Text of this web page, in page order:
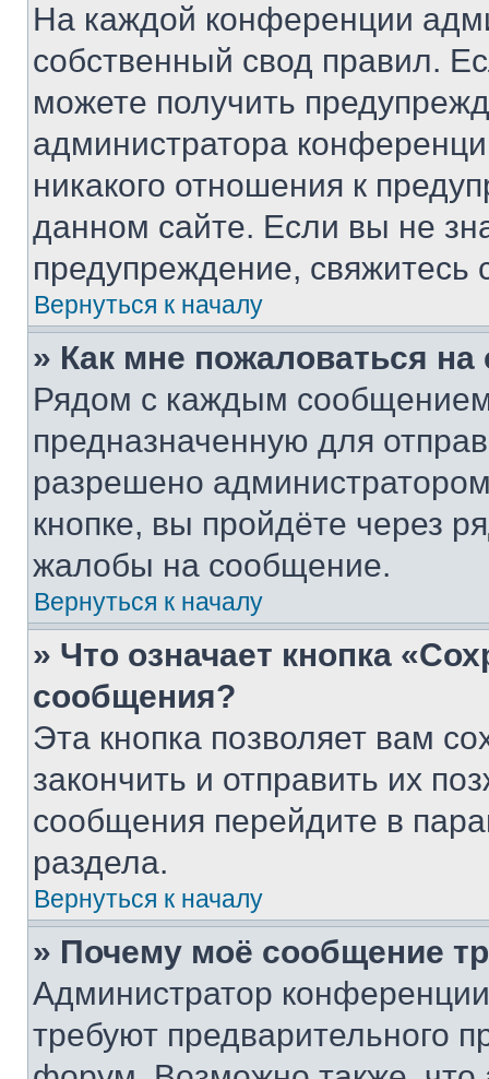
На каждой конференции
собственный свод правил.
можете получить
администратора
никакого отношения к
данном сайте. Если вы не
предупреждение,
Вернуться к началу
» Как мне пожаловаться
Рядом с каждым сообщением
предназначенную для
разрешено
кнопке, вы пройдёте через
жалобы на сообщение.
Вернуться к началу
» Что означает кнопка
сообщения?
Эта кнопка позволяет вам
закончить и отправить их
сообщения перейдите в
раздела.
Вернуться к началу
» Почему моё сообщение
Администратор
требуют предварительного